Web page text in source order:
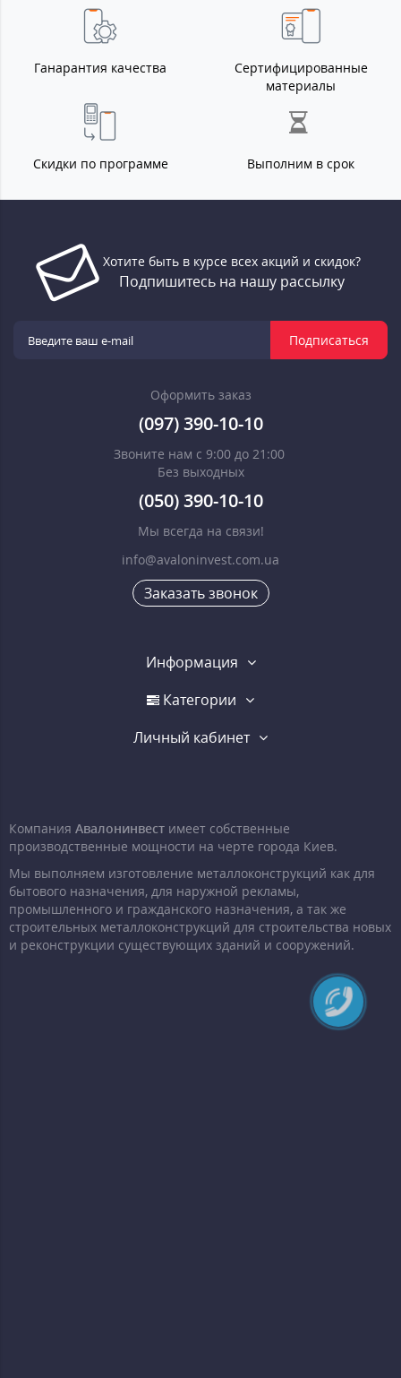
Ганарантия качества
Сертифицированные
материалы
Скидки по программе Выполним в срок
Хотите быть в курсе всех акций и скидок?
Подпишитесь на нашу рассылку
Подписаться
Оформить заказ
(097) 390-10-10
Звоните нам с 9:00 до 21:00
Без выходных
(050) 390-10-10
Мы всегда на связи!
info@avaloninvest.com.ua
Заказать звонок
Информация
Категории
Личный кабинет
Компания Авалонинвест имеет собственные
производственные мощности на черте города Киев.
Мы выполняем изготовление металлоконструкций как для
бытового назначения, для наружной рекламы,
промышленного и гражданского назначения, а так же
строительных металлоконструкций для строительства новых
и реконструкции существующих зданий и сооружений.